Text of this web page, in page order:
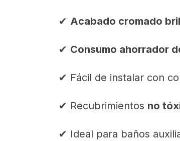
✔ Acabado cromado
✔ Consumo ahorrador
✔ Fácil de instalar con
✔ Recubrimientos no
✔ Ideal para baños